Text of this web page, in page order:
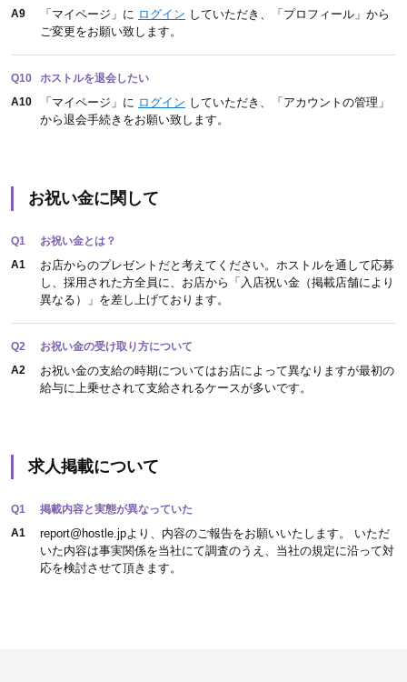
A9
「マイページ」に ログイン していただき、「プロフィール」から
ご変更をお願い致します。
Q10
ホストルを退会したい
A10
「マイページ」に ログイン していただき、「アカウントの管理」
から退会手続きをお願い致します。
お祝い金に関して
Q1
お祝い金とは？
A1
お店からのプレゼントだと考えてください。ホストルを通して応募
し、採用された方全員に、お店から「入店祝い金（掲載店舗により
異なる）」を差し上げております。
Q2
お祝い金の受け取り方について
A2
お祝い金の支給の時期についてはお店によって異なりますが最初の
給与に上乗せされて支給されるケースが多いです。
求人掲載について
Q1
掲載内容と実態が異なっていた
A1
report@hostle.jpより、内容のご報告をお願いいたします。 いただ
いた内容は事実関係を当社にて調査のうえ、当社の規定に沿って対
応を検討させて頂きます。